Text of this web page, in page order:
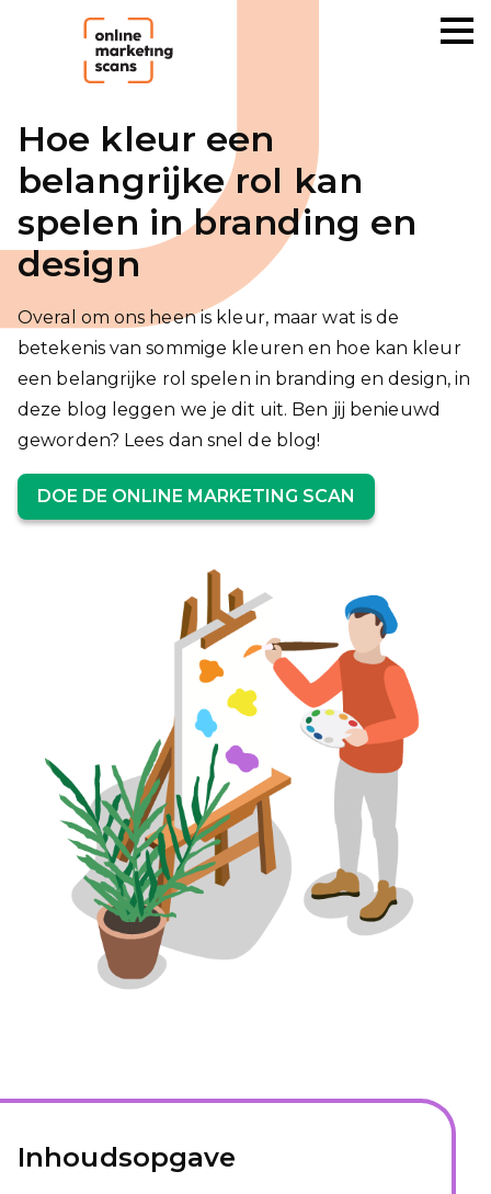
Hoe kleur een
belangrijke rol kan
spelen in branding en
design
Overal om ons heen is kleur, maar wat is de
betekenis van sommige kleuren en hoe kan kleur
een belangrijke rol spelen in branding en design, in
deze blog leggen we je dit uit. Ben jij benieuwd
geworden? Lees dan snel de blog!
DOE DE ONLINE MARKETING SCAN
Inhoudsopgave